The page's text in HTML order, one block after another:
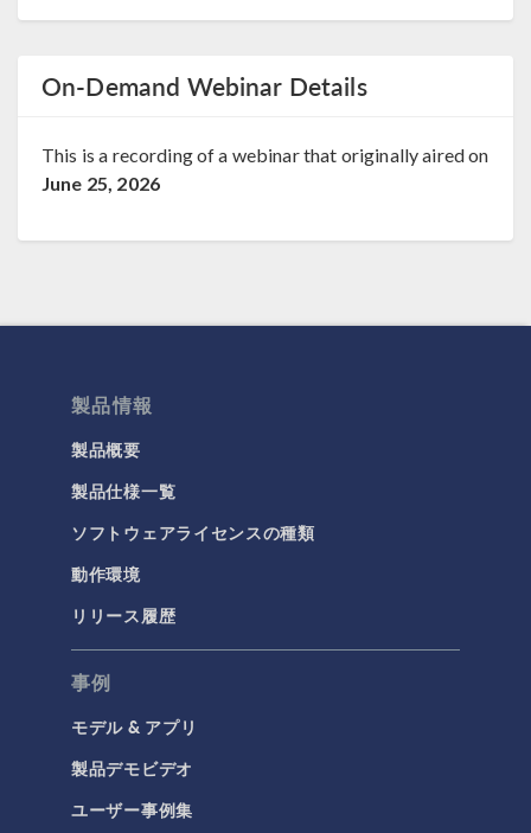
On-Demand Webinar Details
This is a recording of a webinar that originally aired on
June 25, 2026
製品情報
製品概要
製品仕様一覧
ソフトウェアライセンスの種類
動作環境
リリース履歴
事例
モデル & アプリ
製品デモビデオ
ユーザー事例集